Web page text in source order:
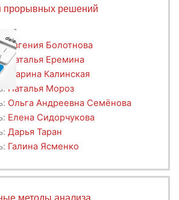
прорывных решений
Евгения Болотнова
Наталья Еремина
Марина Калинская
Наталья Мороз
Ольга Андреевна Семёнова
Елена Сидорчукова
Дарья Таран
Галина Ясменко